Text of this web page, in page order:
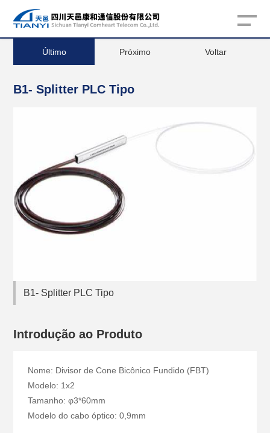
Último Próximo Voltar
B1- Splitter PLC Tipo
B1- Splitter PLC Tipo
Introdução ao Produto
Nome: Divisor de Cone Bicônico Fundido (FBT)
Modelo: 1x2
Tamanho: φ3*60mm
Modelo do cabo óptico: 0,9mm